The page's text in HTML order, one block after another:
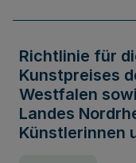
Richtlinie für
Kunstpreises
Westfalen
Landes
Künstlerinnen